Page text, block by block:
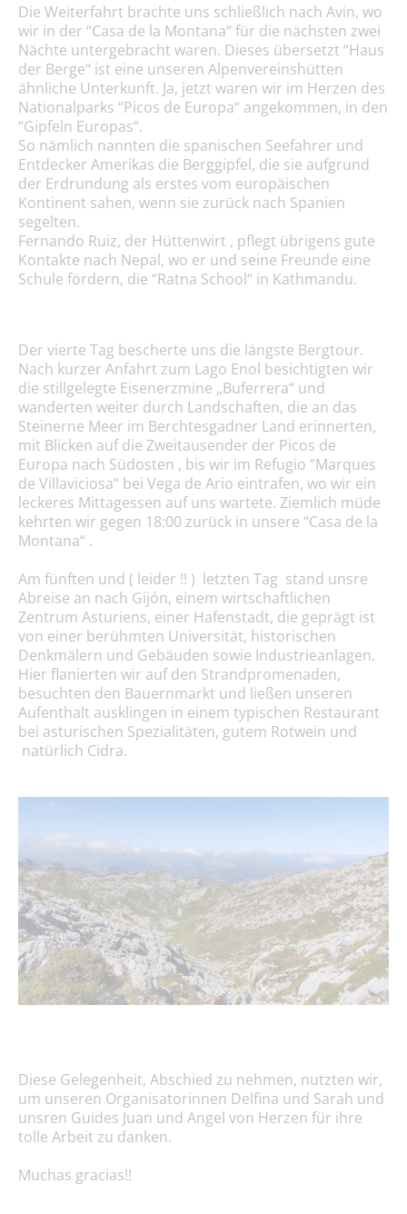
Die Weiterfahrt brachte uns schließlich nach Avin, wo
wir in der “Casa de la Montana“ für die nächsten zwei
Nächte untergebracht waren. Dieses übersetzt “Haus
der Berge“ ist eine unseren Alpenvereinshütten
ähnliche Unterkunft. Ja, jetzt waren wir im Herzen des
Nationalparks “Picos de Europa“ angekommen, in den
“Gipfeln Europas“.
So nämlich nannten die spanischen Seefahrer und
Entdecker Amerikas die Berggipfel, die sie aufgrund
der Erdrundung als erstes vom europäischen
Kontinent sahen, wenn sie zurück nach Spanien
segelten.
Fernando Ruiz, der Hüttenwirt , pflegt übrigens gute
Kontakte nach Nepal, wo er und seine Freunde eine
Schule fördern, die “Ratna School“ in Kathmandu.
Der vierte Tag bescherte uns die längste Bergtour.
Nach kurzer Anfahrt zum Lago Enol besichtigten wir
die stillgelegte Eisenerzmine „Buferrera“ und
wanderten weiter durch Landschaften, die an das
Steinerne Meer im Berchtesgadner Land erinnerten,
mit Blicken auf die Zweitausender der Picos de
Europa nach Südosten , bis wir im Refugio “Marques
de Villaviciosa“ bei Vega de Ario eintrafen, wo wir ein
leckeres Mittagessen auf uns wartete. Ziemlich müde
kehrten wir gegen 18:00 zurück in unsere “Casa de la
Montana“ .
Am fünften und ( leider !! ) letzten Tag stand unsre
Abreise an nach Gijón, einem wirtschaftlichen
Zentrum Asturiens, einer Hafenstadt, die geprägt ist
von einer berühmten Universität, historischen
Denkmälern und Gebäuden sowie Industrieanlagen.
Hier flanierten wir auf den Strandpromenaden,
besuchten den Bauernmarkt und ließen unseren
Aufenthalt ausklingen in einem typischen Restaurant
bei asturischen Spezialitäten, gutem Rotwein und
natürlich Cidra.
Diese Gelegenheit, Abschied zu nehmen, nutzten wir,
um unseren Organisatorinnen Delfina und Sarah und
unsren Guides Juan und Angel von Herzen für ihre
tolle Arbeit zu danken.
Muchas gracias!!